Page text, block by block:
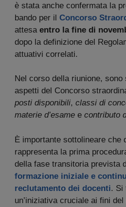
è stata anche confermata la
bando per il Concorso
attesa entro la fine di
dopo la definizione del
attuativi correlati.
Nel corso della riunione,
aspetti del Concorso
posti disponibili, classi di
materie d’esame e contributo
È importante sottolineare che
rappresenta la prima
della fase transitoria prevista
formazione iniziale e
reclutamento dei docenti. Si
un’iniziativa cruciale ai fini